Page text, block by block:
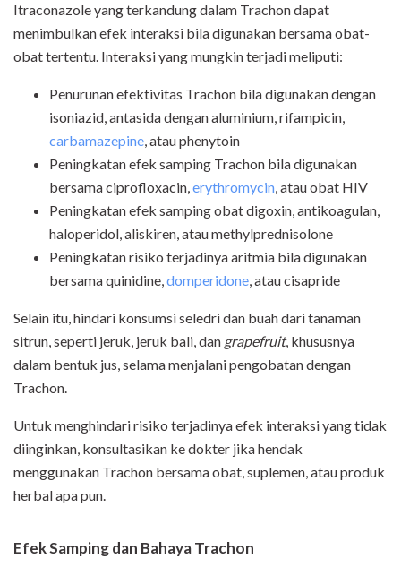
Itraconazole yang terkandung dalam Trachon dapat
menimbulkan efek interaksi bila digunakan bersama obat-
obat tertentu. Interaksi yang mungkin terjadi meliputi:
Penurunan efektivitas Trachon bila digunakan dengan
isoniazid, antasida dengan aluminium, rifampicin,
carbamazepine, atau phenytoin
Peningkatan efek samping Trachon bila digunakan
bersama ciprofloxacin,erythromycin, atau obat HIV
Peningkatan efek samping obat digoxin, antikoagulan,
haloperidol, aliskiren, atau methylprednisolone
Peningkatan risiko terjadinya aritmia bila digunakan
bersama quinidine,domperidone, atau cisapride
Selain itu, hindari konsumsi seledri dan buah dari tanaman
sitrun, seperti jeruk, jeruk bali, dan grapefruit, khususnya
dalam bentuk jus, selama menjalani pengobatan dengan
Trachon.
Untuk menghindari risiko terjadinya efek interaksi yang tidak
diinginkan, konsultasikan ke dokter jika hendak
menggunakan Trachon bersama obat, suplemen, atau produk
herbal apa pun.
Efek Samping dan Bahaya Trachon